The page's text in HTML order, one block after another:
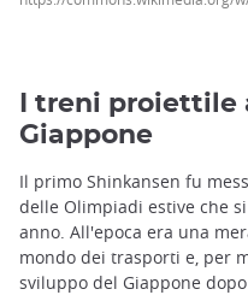
I treni proiettile
Giappone
Il primo Shinkansen fu
delle Olimpiadi estive che
anno. All'epoca era una
mondo dei trasporti e, per
sviluppo del Giappone